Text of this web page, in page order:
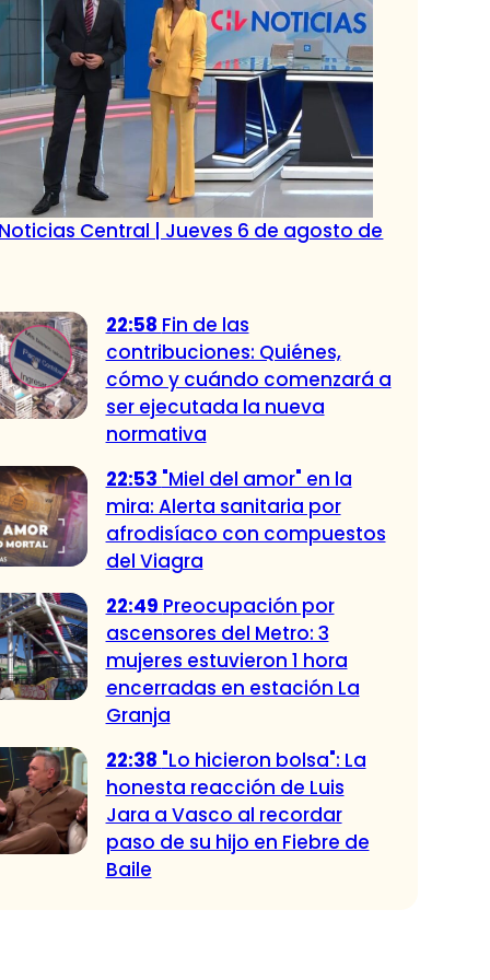
Central | Jueves 6 de agosto de
22:58 Fin de las
contribuciones: Quiénes,
cómo y cuándo comenzará a
ser ejecutada la nueva
normativa
22:53 "Miel del amor" en la
mira: Alerta sanitaria por
afrodisíaco con compuestos
del Viagra
22:49 Preocupación por
ascensores del Metro: 3
mujeres estuvieron 1 hora
encerradas en estación La
Granja
22:38 "Lo hicieron bolsa": La
honesta reacción de Luis
Jara a Vasco al recordar
paso de su hijo en Fiebre de
Baile